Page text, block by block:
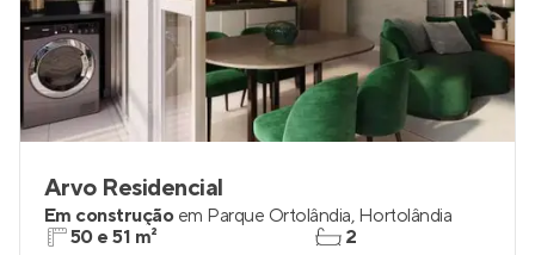
Arvo Residencial
Em construção em Parque Ortolândia, Hortolândia
50 e 51 m²
2